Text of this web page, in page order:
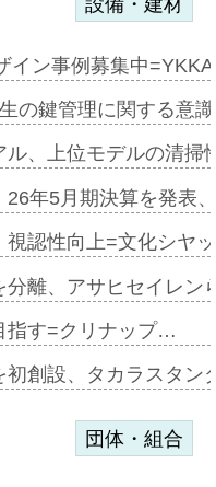
設備・建材
イン事例募集中
の鍵管理に関する意
ル、上位モデルの清
26年5月期決算を発表
視認性向上=文化シヤ
分離、アサヒセイレ
指す=クリナップ…
初創設、タカラスタ
団体・組合